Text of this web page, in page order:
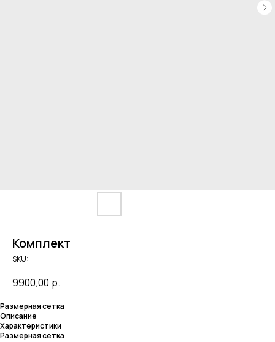
Комплект
SKU:
9900,00 р.
Размерная сетка
Описание
Характеристики
Размерная сетка